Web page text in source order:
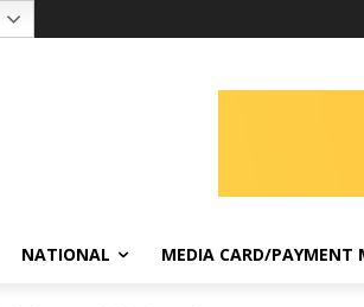
NATIONAL MEDIA CARD/PAYMENT